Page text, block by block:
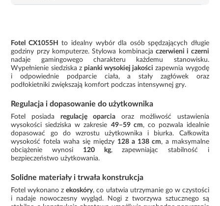
Fotel CX1055H
to idealny wybór dla osób spędzających długie
godziny przy komputerze. Stylowa kombinacja czerwieni i czerni
nadaje gamingowego charakteru każdemu stanowisku.
Wypełnienie siedziska z pianki wysokiej jakości zapewnia wygodę
i odpowiednie podparcie ciała, a stały zagłówek oraz
podłokietniki zwiększają komfort podczas intensywnej gry.
Regulacja i dopasowanie do użytkownika
Fotel posiadaregulację oparcia oraz możliwość ustawienia
wysokości siedziska w zakresie 49–59 cm, co pozwala idealnie
dopasować go do wzrostu użytkownika i biurka. Całkowita
wysokość fotela waha się między 128 a 138 cm, a maksymalne
obciążenie wynosi 120 kg, zapewniając stabilność i
bezpieczeństwo użytkowania.
Solidne materiały i trwała konstrukcja
Fotel wykonano zekoskóry, co ułatwia utrzymanie go w czystości
i nadaje nowoczesny wygląd. Nogi z tworzywa sztucznego są